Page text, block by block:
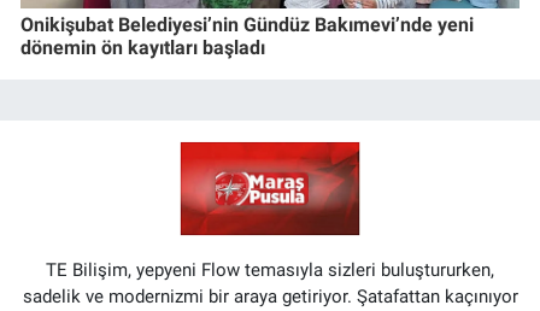
Onikişubat Belediyesi’nin Gündüz Bakımevi’nde yeni
dönemin ön kayıtları başladı
TE Bilişim, yepyeni Flow temasıyla sizleri buluştururken,
sadelik ve modernizmi bir araya getiriyor. Şatafattan kaçınıyor